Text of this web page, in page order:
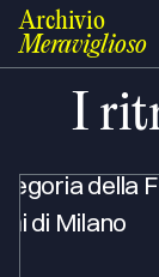
Archivio
Meraviglioso
I